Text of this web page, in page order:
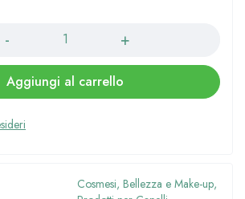
Aggiungi al carrello
Cosmesi, Bellezza e Make-up,